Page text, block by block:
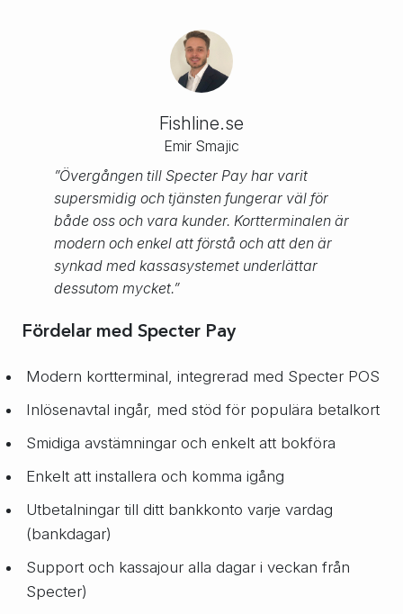
Fishline.se
Emir Smajic
”Övergången till Specter Pay har varit
supersmidig och tjänsten fungerar väl för
både oss och vara kunder. Kortterminalen är
modern och enkel att förstå och att den är
synkad med kassasystemet underlättar
dessutom mycket.”
Fördelar med Specter Pay
Modern kortterminal, integrerad med Specter POS
Inlösenavtal ingår, med stöd för populära betalkort
Smidiga avstämningar och enkelt att bokföra
Enkelt att installera och komma igång
Utbetalningar till ditt bankkonto varje vardag
(bankdagar)
Support och kassajour alla dagar i veckan från
Specter)